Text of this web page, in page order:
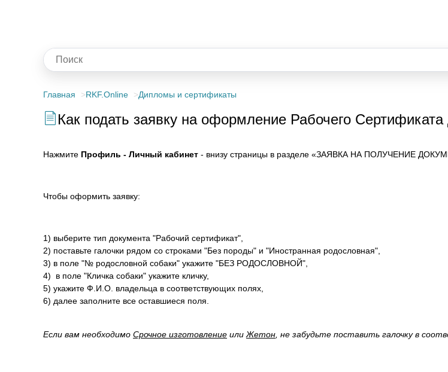
Главная RKF.Online Дипломы и сертификаты
Как подать заявку на оформление Рабочего
Нажмите Профиль - Личный кабинет - внизу страницы в разделе «ЗАЯВКА НА ПОЛУЧЕНИЕ
Чтобы оформить заявку:
1) выберите тип документа "Рабочий сертификат",
2) поставьте галочки рядом со строками "Без породы" и "Иностранная родословная",
3) в поле "№ родословной собаки" укажите "БЕЗ РОДОСЛОВНОЙ",
4) в поле "Кличка собаки" укажите кличку,
5) укажите Ф.И.О. владельца в соответствующих полях,
6) далее заполните все оставшиеся поля.
Если вам необходимо Срочное изготовление или Жетон , не забудьте поставить галочку в